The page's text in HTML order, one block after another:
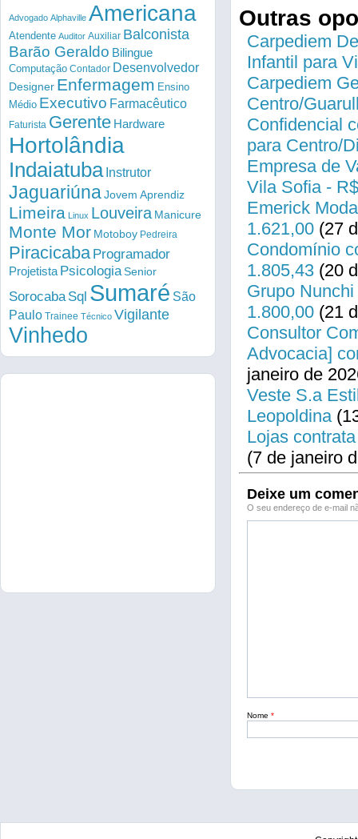
Outras
Carpediem
Infantil para
Carpediem
Centro/
Confidencial
para Centro/
Empresa de
Vila Sofia -
Emerick
1.621,00 (27
Condomínio
1.805,43 (20
Grupo
1.800,00 (21
Consultor
Advocacia]
janeiro de
Veste S.a
Leopoldina
Lojas
(7 de janeiro
Deixe um
O seu endereço de e-mail
Nome *
Advogado Alphaville Americana
Atendente Auditor Auxiliar Balconista
Barão Geraldo Bilingue
Computação Contador Desenvolvedor
Designer Enfermagem Ensino
Médio Executivo Farmacêutico
Faturista Gerente Hardware
Hortolândia
Indaiatuba Instrutor
Jaguariúna Jovem Aprendiz
Limeira Linux Louveira Manicure
Monte Mor Motoboy Pedreira
Piracicaba Programador
Projetista PsicologiaSenior
Sorocaba Sql Sumaré São
Paulo Trainee Técnico Vigilante
Vinhedo